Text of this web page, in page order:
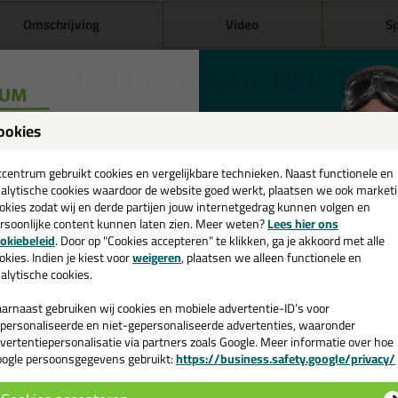
Omschrijving Video
S110 310ml in RAL
je kit in een specifieke kleur? Gevonden! Deze sanitairkit Ottoseal
verschillende toepassingen. Een duurzame en veelzijdige kit welke
zoekt met gegarandeerd een topresultaat. Bestel de Ottoseal S110
en op werkdagen besteld = morgen in huis.
je meer weten over de toepassing en kenmerken van dit product?Lees
& tricks voor Ottoseal S110 310ml
volgende blogs wordt dit product gebruikt:
Bad kitten, zo doe je dat!
Beglazingskit overschilderen, wel of niet doen?
De badkamer kitten? Lees hier hoe!
Gietvloer kitten, zo doe je dat!
Hoe kan je kit verwijderen?
Hoe kies je de juiste kit kleur?
Hoe kit ik een (natuursteen) aanrechtblad af?
gebruikt cookies en vergelijkbare technieken. Naast functionele en
cookies waardoor de website goed werkt, plaatsen we ook
zodat wij en derde partijen jouw internetgedrag kunnen volgen en
content kunnen laten zien. Meer weten?Lees hier ons
. Door op "Cookies accepteren" te klikken, ga je akkoord met alle
Indien je kiest voorweigeren, plaatsen we alleen functionele en
cookies.
gebruiken wij cookies en mobiele advertentie-ID’s voor
en niet-gepersonaliseerde advertenties, waaronder
via partners zoals Google. Meer informatie over hoe
persoonsgegevens gebruikt:https://business.safety.google/privacy/
💚
en ontvang een
€35,-bij je eerste bestelling!
de actiecode ›